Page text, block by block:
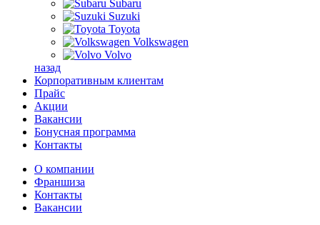
Subaru
Suzuki
Toyota
Volkswagen
Volvo
назад
Корпоративным клиентам
Прайс
Акции
Вакансии
Бонусная программа
Контакты
О компании
Франшиза
Контакты
Вакансии